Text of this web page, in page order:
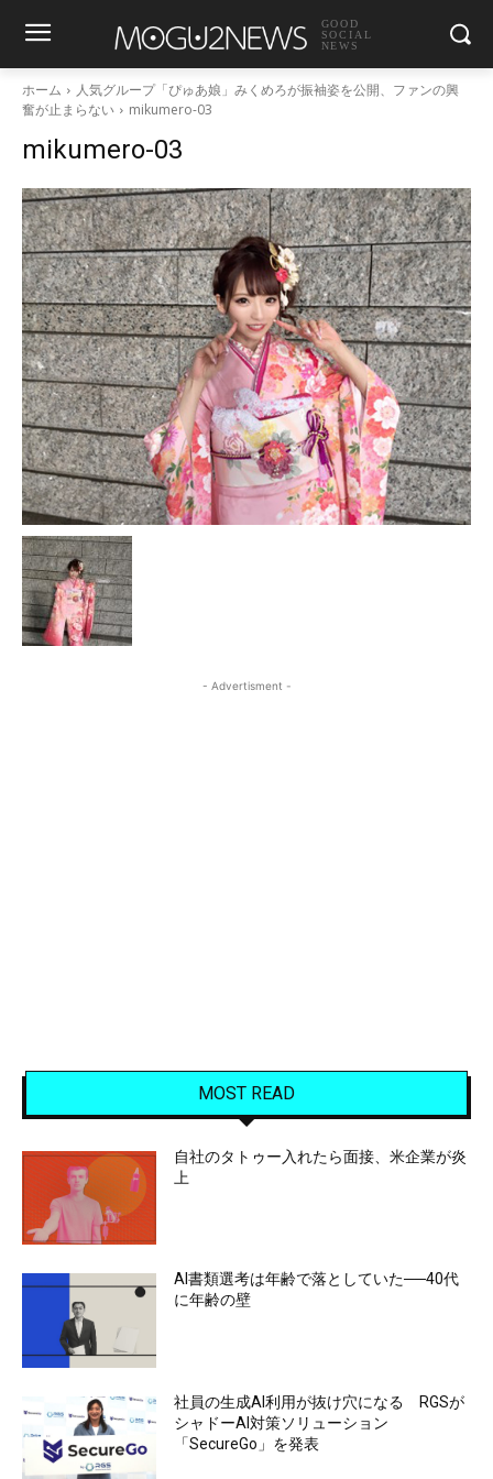
GOOD
SOCIAL
NEWS
ホーム
人気グループ「ぴゅあ娘」みくめろが振袖姿を公開、ファンの興
奮が止まらない
mikumero-03
mikumero-03
- Advertisment -
MOST READ
自社のタトゥー入れたら面接、米企業が炎
上
AI書類選考は年齢で落としていた──40代
に年齢の壁
社員の生成AI利用が抜け穴になる RGSが
シャドーAI対策ソリューション
「SecureGo」を発表